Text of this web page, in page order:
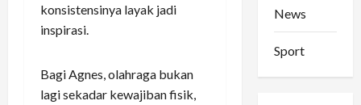
konsistensinya layak jadi
inspirasi.
Bagi Agnes, olahraga bukan
lagi sekadar kewajiban fisik,
News
Sport